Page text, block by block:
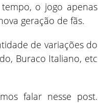
o jogo apenas
geração de fãs.
de variações do
Buraco Italiano, etc
falar nesse post.